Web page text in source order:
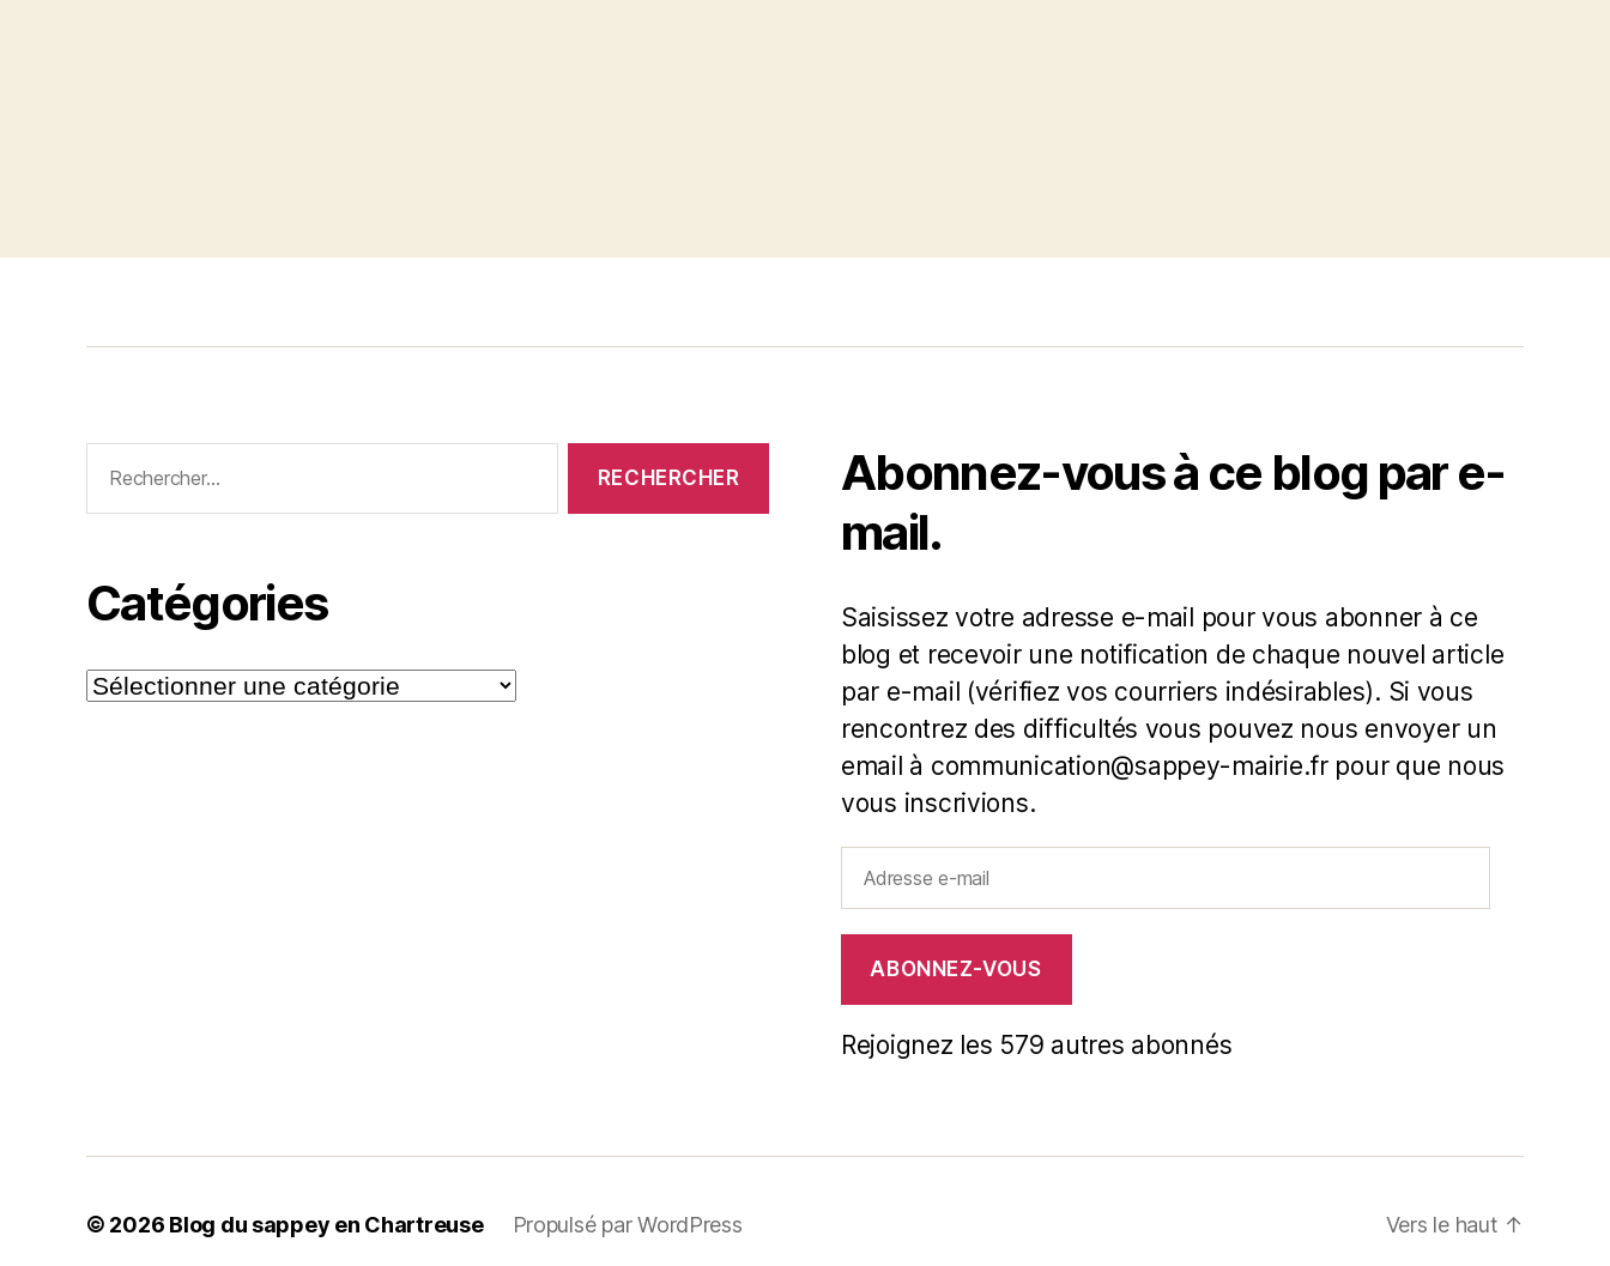
Catégories
Catégories
Abonnez-vous à ce blog par e-
mail.
Saisissez votre adresse e-mail pour vous abonner à ce
blog et recevoir une notification de chaque nouvel article
par e-mail (vérifiez vos courriers indésirables). Si vous
rencontrez des difficultés vous pouvez nous envoyer un
email à communication@sappey-mairie.fr pour que nous
vous inscrivions.
ABONNEZ-VOUS
Rejoignez les 579 autres abonnés
© 2026 Blog du sappey en Chartreuse Propulsé par WordPress Vers le haut ↑